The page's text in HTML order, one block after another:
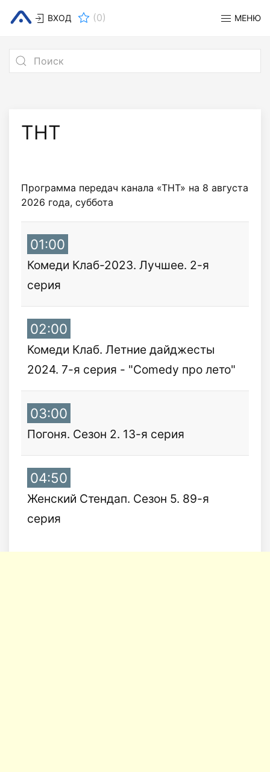
ВХОД (0) МЕНЮ
ТНТ
Программа передач канала «ТНТ» на 8 августа
2026 года, суббота
01:00
Комеди Клаб-2023. Лучшее. 2-я
серия
02:00
Комеди Клаб. Летние дайджесты
2024. 7-я серия - "Comedy про лето"
03:00
Погоня. Сезон 2. 13-я серия
04:50
Женский Стендап. Сезон 5. 89-я
серия